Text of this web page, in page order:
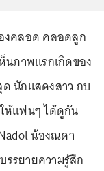
งคลอด คลอดลูก
นภาพแรกเกิดของ
นักแสดงสาว กบ
ห้แฟนๆ ได้ดูกัน
น้องณดา
รยายความรู้สึก